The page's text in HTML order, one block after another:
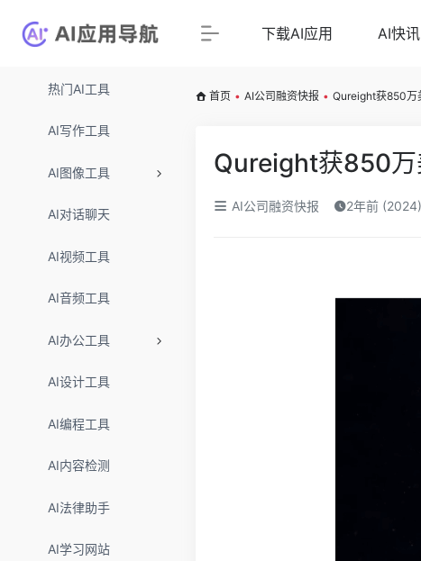
热门AI工具
AI写作工具
AI图像工具
AI对话聊天
AI视频工具
AI音频工具
AI办公工具
AI设计工具
AI编程工具
AI内容检测
AI法律助手
AI学习网站
下载AI应用 AI快讯
首页 • AI公司融资快报 • Qureight获850万
Qureight获850万
AI公司融资快报 2年前